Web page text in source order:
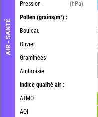
AIR - SANTÉ
Pression
(hPa)
Pollen (grains/m³) :
Bouleau
Olivier
Graminées
Ambroisie
Indice qualité air :
ATMO
AQI